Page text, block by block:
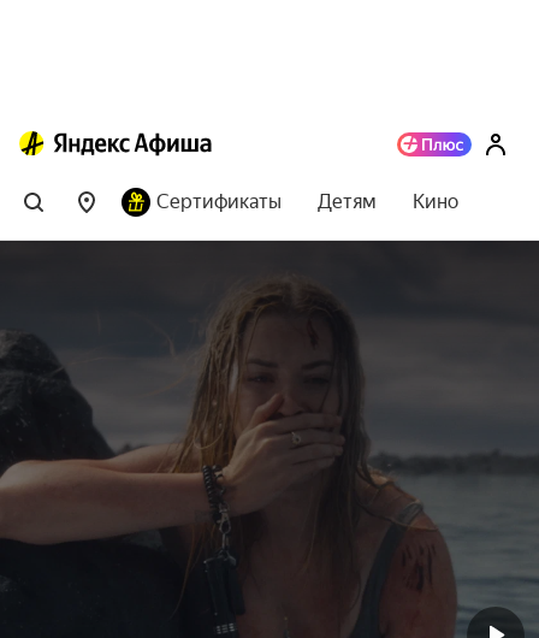
Сертификаты Детям Кино